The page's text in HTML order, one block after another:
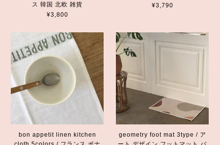
ス 韓国 北欧 雑貨
¥3,800
¥3,790
bon appetit linen kitchen
geometry foot mat 3type / ア